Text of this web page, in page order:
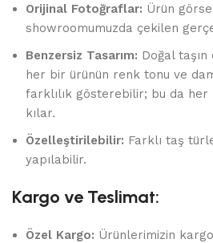
Orijinal Fotoğraflar: Ürün
showroomumuzda çekilen
Benzersiz Tasarım: Doğal taşın
her bir ürünün renk tonu ve
farklılık gösterebilir; bu da her
kılar.
Özelleştirilebilir: Farklı taş
yapılabilir.
Kargo ve Teslimat:
Özel Kargo: Ürünlerimizin